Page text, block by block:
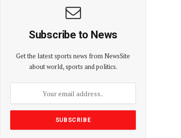
Subscribe to News
Get the latest sports news from NewsSite
about world, sports and politics.